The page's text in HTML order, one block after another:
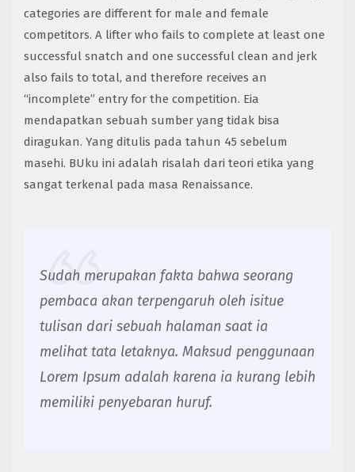
categories are different for male and female
competitors. A lifter who fails to complete at least one
successful snatch and one successful clean and jerk
also fails to total, and therefore receives an
“incomplete” entry for the competition. Eia
mendapatkan sebuah sumber yang tidak bisa
diragukan. Yang ditulis pada tahun 45 sebelum
masehi. BUku ini adalah risalah dari teori etika yang
sangat terkenal pada masa Renaissance.
Sudah merupakan fakta bahwa seorang
pembaca akan terpengaruh oleh isitue
tulisan dari sebuah halaman saat ia
melihat tata letaknya. Maksud penggunaan
Lorem Ipsum adalah karena ia kurang lebih
memiliki penyebaran huruf.